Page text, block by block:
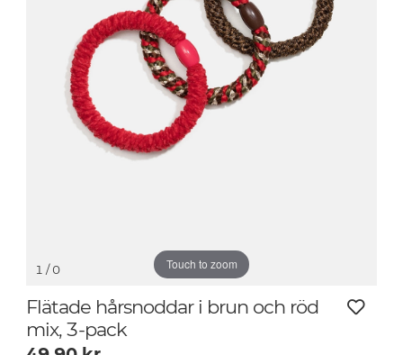
Touch to zoom
1 / 0
Flätade hårsnoddar i brun och röd
mix, 3-pack